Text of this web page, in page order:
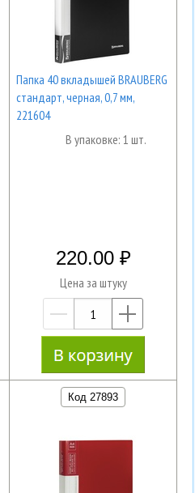
Папка 40 вкладышей BRAUBERG
стандарт, черная, 0,7 мм,
221604
В упаковке: 1 шт.
220.00
Цена за штуку
—
Код 27893